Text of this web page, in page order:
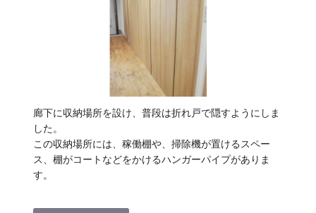
廊下に収納場所を設け、普段は折れ戸で隠すようにしま
した。
この収納場所には、稼働棚や、掃除機が置けるスペー
ス、棚がコートなどをかけるハンガーパイプがありま
す。